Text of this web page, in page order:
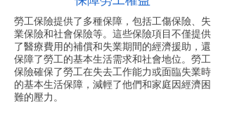
勞工保險提供了多種保障，包括工傷保險、失
業保險和社會保險等。這些保險項目不僅提供
了醫療費用的補償和失業期間的經濟援助，還
保障了勞工的基本生活需求和社會地位。勞工
保險確保了勞工在失去工作能力或面臨失業時
的基本生活保障，減輕了他們和家庭因經濟困
難的壓力。